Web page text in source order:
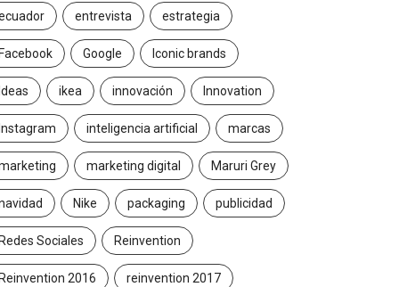
entrevista estrategia
Google Iconic brands
ikea innovación Innovation
inteligencia artificial marcas
marketing digital Maruri Grey
Nike packaging publicidad
Sociales Reinvention
2016 reinvention 2017